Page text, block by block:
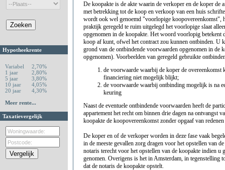
Hypotheekrente
Variabel
2,70%
1 jaar
2,80%
5 jaar
3,80%
10 jaar
4,05%
20 jaar
4,30%
Meer rente...
Taxatievergelijk
De koopakte is de akte waarin de verkoper en de koper de
met betrekking tot de koop en verkoop van een huis
wordt ook wel genoemd "voorlopige
praktijk geregeld te ruim uitgelegd het voorlopige slaat
opgenomen in de koopakte. Het woord voorlopig betekent
koop af kunt, ofwel het contract zou kunnen ontbinden. U
grond van de ontbindende voorwaarden opgenomen in de
opgenomen). Voorbeelden van geregeld gebruikte
de voorwaarde waarbij de koper de overeenkomst
financiering niet mogelijk blijkt;
de voorwaarde waarbij ontbinding mogelijk is na
keuring
Naast de eventuele ontbindende voorwaarden heeft de
appartement het recht om binnen drie dagen na ontvangst
koopakte de koopovereenkomst zonder opgaaf van
De koper en of de verkoper worden in deze fase vaak
in de meeste gevallen zorg dragen voor het opstellen van
notaris terecht voor het opstellen van de koopakte indien u
genomen. Overigens is het in Amsterdam, in tegenstelling
dat de notaris de koopakte opstelt.